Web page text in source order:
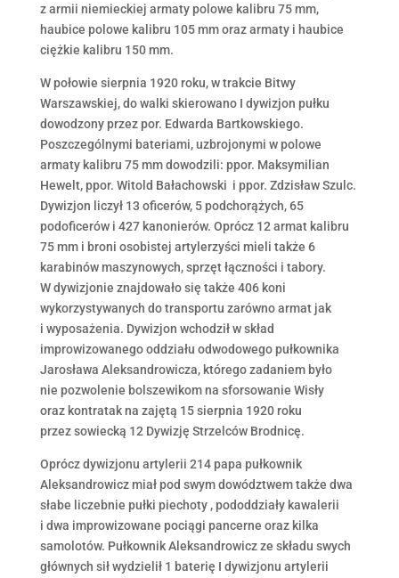
z armii niemieckiej armaty polowe kalibru 75 mm,
haubice polowe kalibru 105 mm oraz armaty i haubice
ciężkie kalibru 150 mm.
W połowie sierpnia 1920 roku, w trakcie Bitwy
Warszawskiej, do walki skierowano I dywizjon pułku
dowodzony przez por. Edwarda Bartkowskiego.
Poszczególnymi bateriami, uzbrojonymi w polowe
armaty kalibru 75 mm dowodzili: ppor. Maksymilian
Hewelt, ppor. Witold Bałachowski i ppor. Zdzisław Szulc.
Dywizjon liczył 13 oficerów, 5 podchorążych, 65
podoficerów i 427 kanonierów. Oprócz 12 armat kalibru
75 mm i broni osobistej artylerzyści mieli także 6
karabinów maszynowych, sprzęt łączności i tabory.
W dywizjonie znajdowało się także 406 koni
wykorzystywanych do transportu zarówno armat jak
i wyposażenia. Dywizjon wchodził w skład
improwizowanego oddziału odwodowego pułkownika
Jarosława Aleksandrowicza, którego zadaniem było
nie pozwolenie bolszewikom na sforsowanie Wisły
oraz kontratak na zajętą 15 sierpnia 1920 roku
przez sowiecką 12 Dywizję Strzelców Brodnicę.
Oprócz dywizjonu artylerii 214 papa pułkownik
Aleksandrowicz miał pod swym dowództwem także dwa
słabe liczebnie pułki piechoty , pododdziały kawalerii
i dwa improwizowane pociągi pancerne oraz kilka
samolotów. Pułkownik Aleksandrowicz ze składu swych
głównych sił wydzielił 1 baterię I dywizjonu artylerii